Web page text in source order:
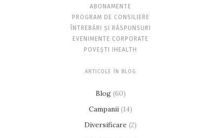
ABONAMENTE
PROGRAM DE CONSILIERE
ÎNTREBĂRI ȘI RĂSPUNSURI
EVENIMENTE CORPORATE
POVEȘTI IHEALTH
ARTICOLE ÎN BLOG
Blog(60)
Campanii (14)
Diversificare (2)